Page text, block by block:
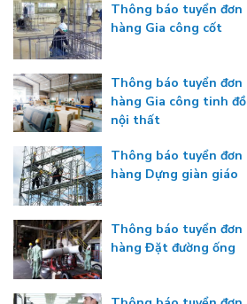
Thông báo tuyển đơn
hàng Gia công cốt
Thông báo tuyển đơn
hàng Gia công tinh đồ
nội thất
Thông báo tuyển đơn
hàng Dựng giàn giáo
Thông báo tuyển đơn
hàng Đặt đường ống